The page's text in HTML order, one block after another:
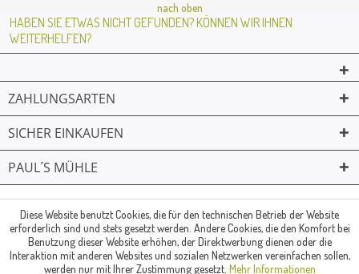
nach oben
HABEN SIE ETWAS NICHT GEFUNDEN? KÖNNEN WIR IHNEN
WEITERHELFEN?
ZAHLUNGSARTEN
SICHER EINKAUFEN
PAUL´S MÜHLE
© Paul's Mühle | Inhaber: Christof Paul e.K. | Westring 2 | 45659
Recklinghausen
Fax: 02361 -28831 | E-Mail: info@pauls-muehle.de
Diese Website benutzt Cookies, die für den technischen Betrieb der Website
erforderlich sind und stets gesetzt werden. Andere Cookies, die den Komfort bei
Benutzung dieser Website erhöhen, der Direktwerbung dienen oder die
Interaktion mit anderen Websites und sozialen Netzwerken vereinfachen sollen,
werden nur mit Ihrer Zustimmung gesetzt. Mehr Informationen